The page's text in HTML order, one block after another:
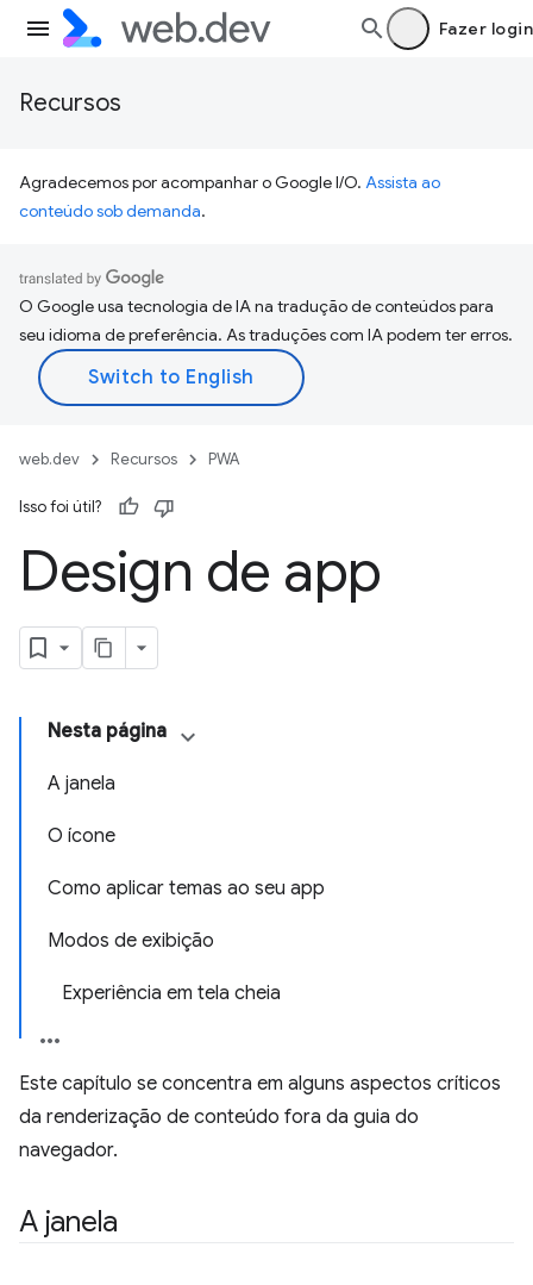
Fazer login
Recursos
Agradecemos por acompanhar o Google I/O. Assista ao
conteúdo sob demanda.
O Google usa tecnologia de IA na tradução de conteúdos para
seu idioma de preferência. As traduções com IA podem ter erros.
web.dev Recursos PWA
Isso foi útil?
Design de app
Nesta página
A janela
O ícone
Como aplicar temas ao seu app
Modos de exibição
Experiência em tela cheia
Este capítulo se concentra em alguns aspectos críticos
da renderização de conteúdo fora da guia do
navegador.
A janela